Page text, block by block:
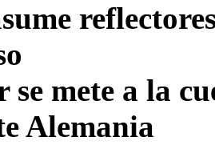
se mete a la
Alemania